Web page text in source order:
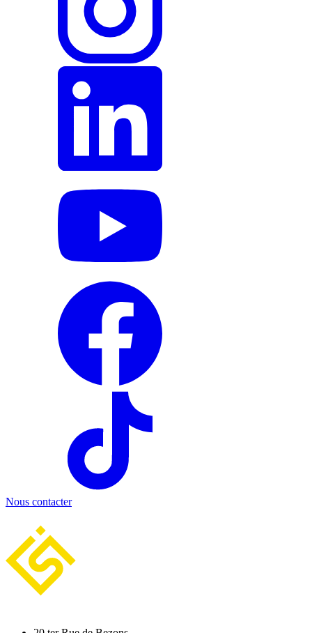
Nous contacter